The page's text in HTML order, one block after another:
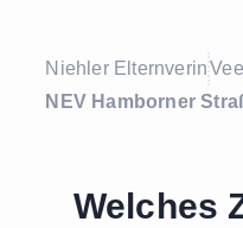
Niehler Elternverin
NEV Hamborner
Welches